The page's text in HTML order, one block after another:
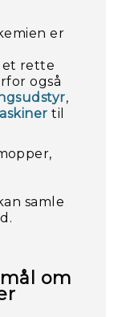
er
rette
også
,
til
samle
om